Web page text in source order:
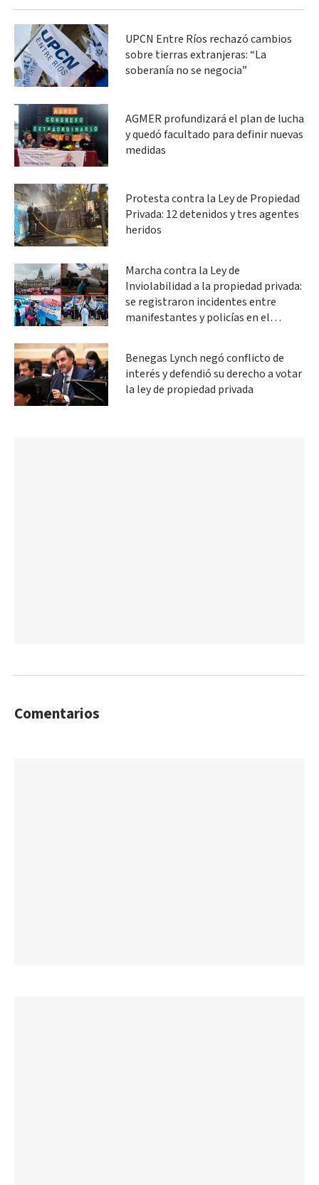
UPCN Entre Ríos rechazó cambios
sobre tierras extranjeras: “La
soberanía no se negocia”
AGMER profundizará el plan de lucha
y quedó facultado para definir nuevas
medidas
Protesta contra la Ley de Propiedad
Privada: 12 detenidos y tres agentes
heridos
Marcha contra la Ley de
Inviolabilidad a la propiedad privada:
se registraron incidentes entre
manifestantes y policías en el
Benegas Lynch negó conflicto de
interés y defendió su derecho a votar
la ley de propiedad privada
Comentarios